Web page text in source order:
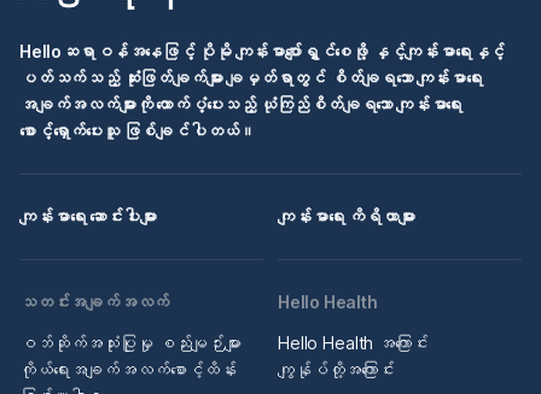
Helloဆရာဝန်အနေဖြင့် ပိုမို ကျန်းမာပျော်ရွှင်စေဖို့ နှင့်ကျန်းမာရေးနှင့်
ပတ်သက်သည့် ဆုံးဖြတ်ချက်များ ချမှတ်ရာတွင် စိတ်ချရသော ကျန်းမာရေး
အချက်အလက်များကို ထောက်ပံ့ပေးသည့် ယုံကြည်စိတ်ချရသော ကျန်းမာရေး
စောင့်ရှောက်ပေးသူ ဖြစ်ချင်ပါတယ်။
ကျန်းမာရေး ဆောင်းပါးများ ကျန်းမာရေး ကိရိယာများ
သတင်းအချက်အလက်
ဝဘ်ဆိုက်အသုံးပြုမှု စည်းမျဉ်းများ
ကိုယ်ရေးအချက်အလက်စောင့်ထိန်း
Hello Health
Hello Health အကြောင်း
ကျွန်ုပ်တို့အကြောင်း